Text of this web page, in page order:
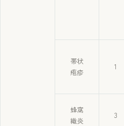
帯状
疱疹
1
蜂窩
織炎
3